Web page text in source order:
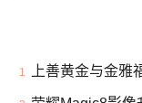
1 上善黄金与金雅